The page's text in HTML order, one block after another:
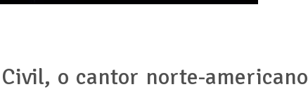
o cantor norte-americano